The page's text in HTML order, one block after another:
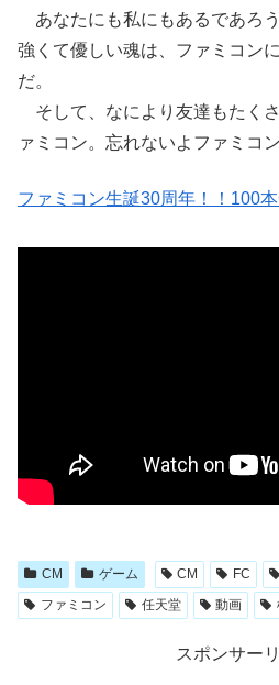
あなたにも私にもあるであろ
強くて優しい魂は、ファミコン
だ。
そして、なに­より友達もたく
ァミコン。忘れないよファミコン
ファミコン生誕30周年！！100
CM ゲーム CM FC
ファミコン
任天堂 動画
スポンサー